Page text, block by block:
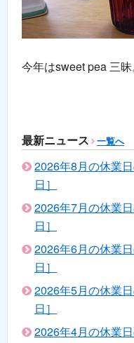
今年はsweet pea 三昧
最新ニュース 一覧へ
2026年8月の休業
日］
2026年7月の休業
日］
2026年6月の休業
日］
2026年5月の休業
日］
2026年4月の休業